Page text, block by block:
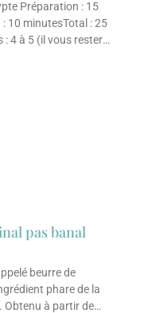
Préparation : 15
10 minutesTotal : 25
: 4 à 5 (il vous restera
pas banal
beurre de
phare de la
Obtenu à partir de